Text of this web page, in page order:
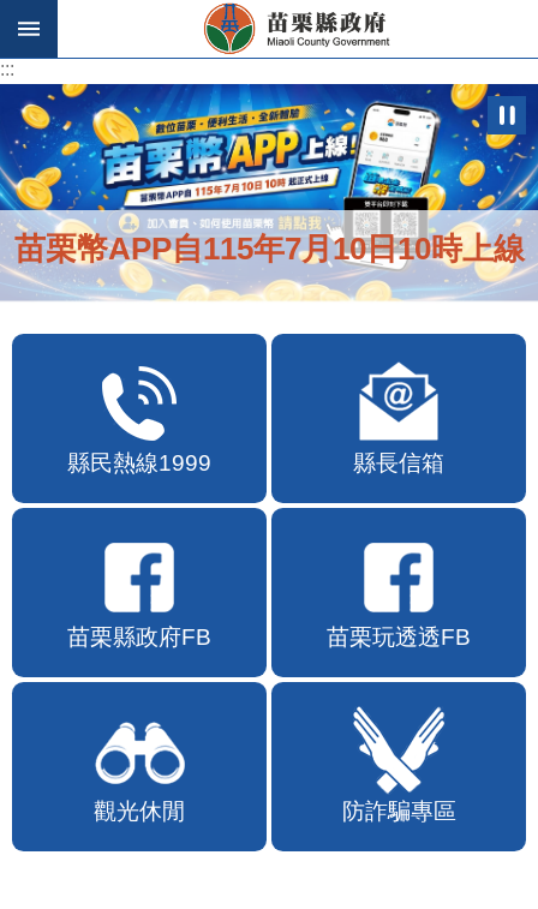
跳到主要內容區塊
:::
苗栗幣APP自115年7月10日10時上線
縣民熱線1999 縣長信箱
苗栗縣政府FB 苗栗玩透透FB
觀光休閒 防詐騙專區